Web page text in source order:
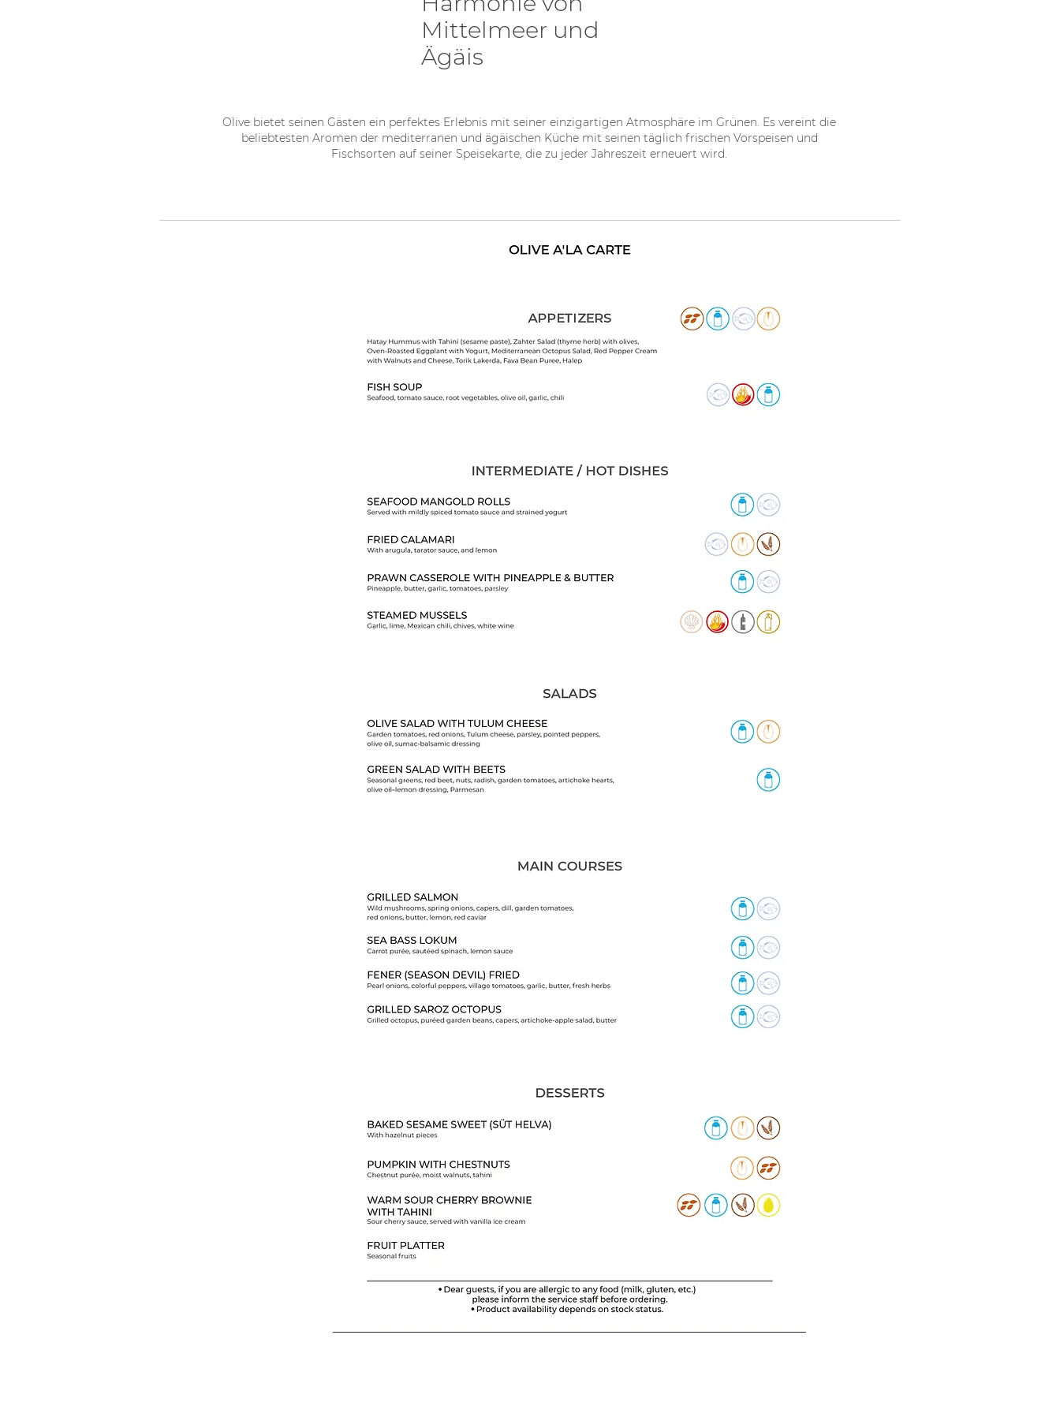
Mittelmeer und
Ägäis
Olive bietet seinen Gästen ein perfektes Erlebnis mit seiner einzigartigen Atmosphäre im Grünen. Es vereint die
beliebtesten Aromen der mediterranen und ägäischen Küche mit seinen täglich frischen Vorspeisen und
Fischsorten auf seiner Speisekarte, die zu jeder Jahreszeit erneuert wird.
İçecek Menüsü / Drink
Menu